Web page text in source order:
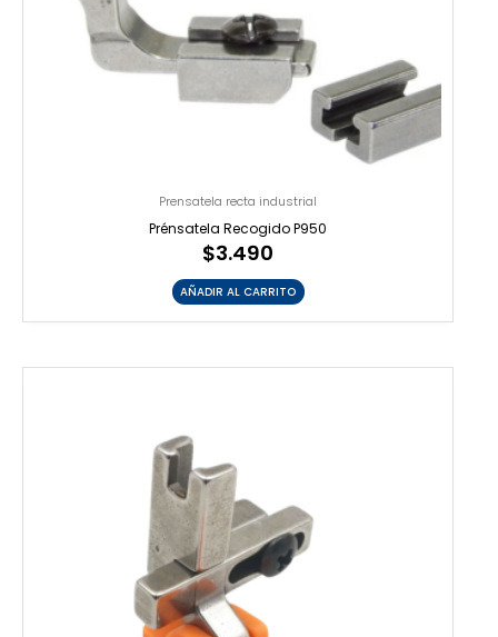
Prensatela recta industrial
Prénsatela Recogido P950
$3.490
AÑADIR AL CARRITO